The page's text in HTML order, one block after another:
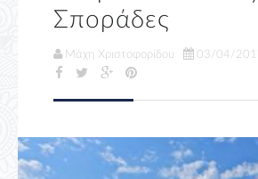
Σποράδες
Μάχη Χριστοφορίδου 03/04/